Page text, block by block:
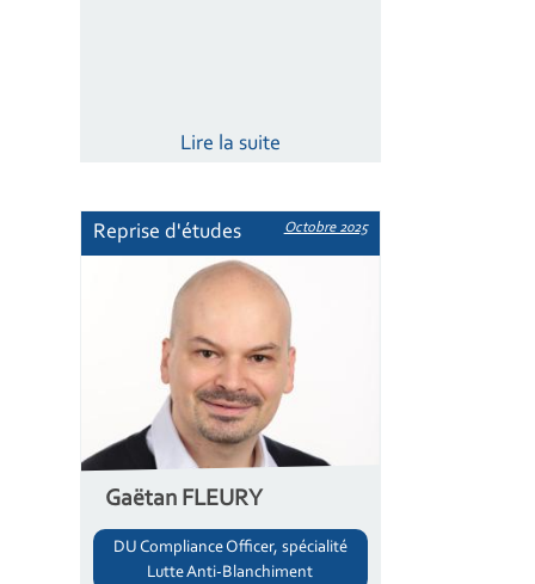
Lire la suite
Reprise d'études Octobre 2025
Gaëtan FLEURY
DU Compliance Officer, spécialité
Lutte Anti-Blanchiment